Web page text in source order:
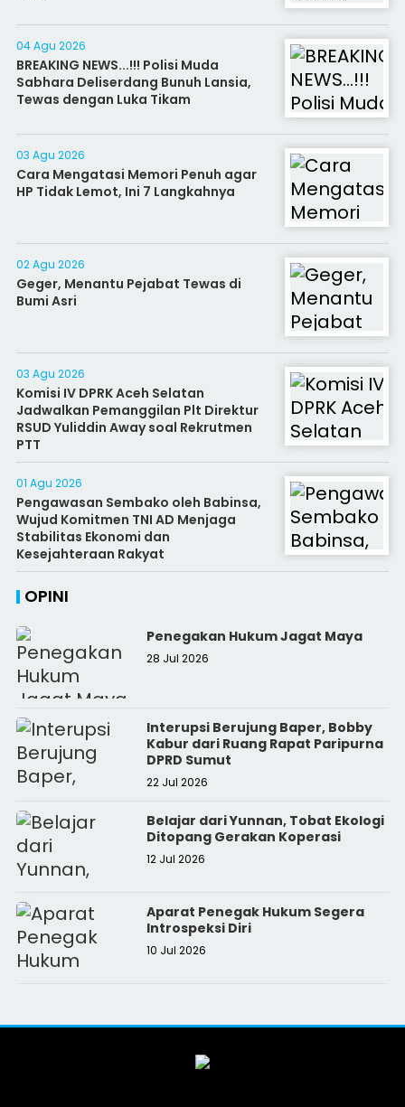
04 Agu 2026
BREAKING NEWS...!!! Polisi Muda
Sabhara Deliserdang Bunuh Lansia,
Tewas dengan Luka Tikam
03 Agu 2026
Cara Mengatasi Memori Penuh agar
HP Tidak Lemot, Ini 7 Langkahnya
02 Agu 2026
Geger, Menantu Pejabat Tewas di
Bumi Asri
03 Agu 2026
Komisi IV DPRK Aceh Selatan
Jadwalkan Pemanggilan Plt Direktur
RSUD Yuliddin Away soal Rekrutmen
PTT
01 Agu 2026
Pengawasan Sembako oleh Babinsa,
Wujud Komitmen TNI AD Menjaga
Stabilitas Ekonomi dan
Kesejahteraan Rakyat
OPINI
Penegakan Hukum Jagat Maya
28 Jul 2026
Interupsi Berujung Baper, Bobby
Kabur dari Ruang Rapat Paripurna
DPRD Sumut
22 Jul 2026
Belajar dari Yunnan, Tobat Ekologi
Ditopang Gerakan Koperasi
12 Jul 2026
Aparat Penegak Hukum Segera
Introspeksi Diri
10 Jul 2026